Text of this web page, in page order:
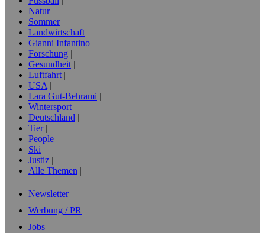
Natur
Sommer
Landwirtschaft
Gianni Infantino
Forschung
Gesundheit
Luftfahrt
USA
Lara Gut-Behrami
Wintersport
Deutschland
Tier
People
Ski
Justiz
Alle Themen
Newsletter
Werbung / PR
Jobs